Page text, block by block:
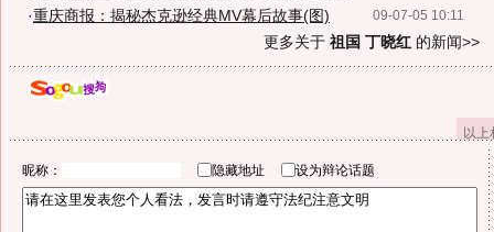
09-07-05 10:11
·重庆商报：揭秘杰克逊经典MV幕后故事(图)
更多关于 祖国 丁晓红 的新闻>>
以
昵称： 隐藏地址 设为辩论话题